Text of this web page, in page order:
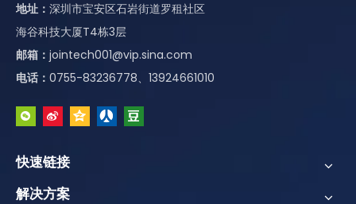
地址： 深圳市宝安区石岩街道罗租社区
海谷科技大厦T4栋3层
邮箱： jointech001@vip.sina.com
电话： 0755-83236778、13924661010
快速链接
解决方案